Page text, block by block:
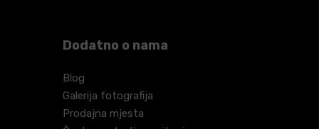
Dodatno o nama
Blog
Galerija fotografija
Prodajna mjesta